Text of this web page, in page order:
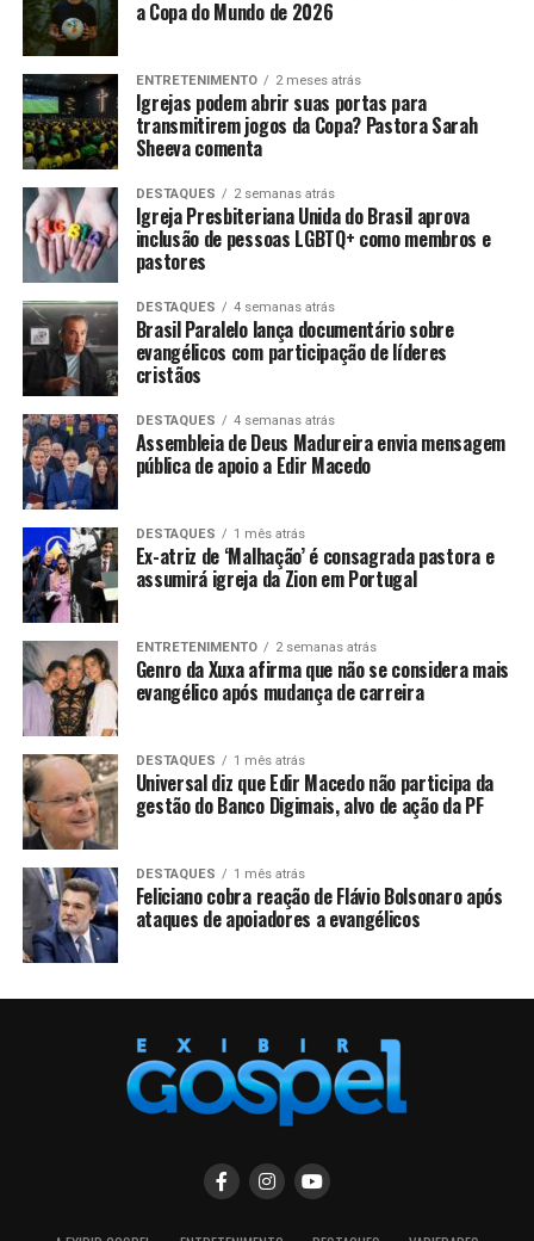
a Copa do Mundo de 2026
ENTRETENIMENTO 2 meses atrás
Igrejas podem abrir suas portas para
transmitirem jogos da Copa? Pastora Sarah
Sheeva comenta
DESTAQUES 2 semanas atrás
Igreja Presbiteriana Unida do Brasil aprova
inclusão de pessoas LGBTQ+ como membros e
pastores
DESTAQUES 4 semanas atrás
Brasil Paralelo lança documentário sobre
evangélicos com participação de líderes
cristãos
DESTAQUES 4 semanas atrás
Assembleia de Deus Madureira envia mensagem
pública de apoio a Edir Macedo
DESTAQUES 1 mês atrás
Ex-atriz de ‘Malhação’ é consagrada pastora e
assumirá igreja da Zion em Portugal
ENTRETENIMENTO 2 semanas atrás
Genro da Xuxa afirma que não se considera mais
evangélico após mudança de carreira
DESTAQUES 1 mês atrás
Universal diz que Edir Macedo não participa da
gestão do Banco Digimais, alvo de ação da PF
DESTAQUES 1 mês atrás
Feliciano cobra reação de Flávio Bolsonaro após
ataques de apoiadores a evangélicos